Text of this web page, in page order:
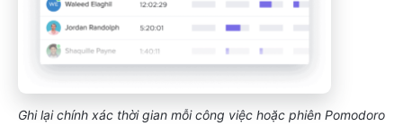
Ghi lại chính xác thời gian mỗi công việc hoặc phiên Pomodoro